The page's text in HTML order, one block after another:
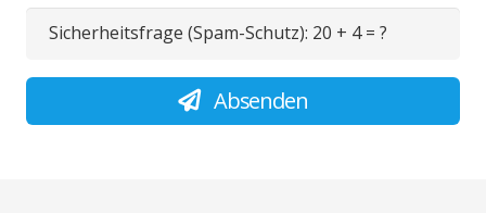
Sicherheitsfrage (Spam-Schutz): 20 + 4 = ?
Absenden